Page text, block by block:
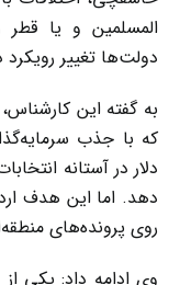
المسلمین و یا قطر
دولت‌ها تغییر
به گفته این
دلار در آستانه
دهد. اما این هدف
روی پرونده‌های
وی ادامه داد: یکی از